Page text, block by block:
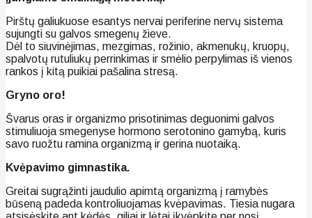
Pirštų galiukuose esantys nervai periferine nervų sistema
sujungti su galvos smegenų žieve.
Dėl to siuvinėjimas, mezgimas, rožinio, akmenukų, kruopų,
spalvotų rutuliukų perrinkimas ir smėlio perpylimas iš vienos
rankos į kitą puikiai pašalina stresą.
Gryno oro!
Švarus oras ir organizmo prisotinimas deguonimi galvos
stimuliuoja smegenyse hormono serotonino gamybą, kuris
savo ruožtu ramina organizmą ir gerina nuotaiką.
Kvėpavimo gimnastika.
Greitai sugrąžinti jaudulio apimtą organizmą į ramybės
būseną padeda kontroliuojamas kvėpavimas. Tiesia nugara